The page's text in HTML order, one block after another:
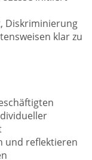
Diskriminierung
klar zu
und reflektieren